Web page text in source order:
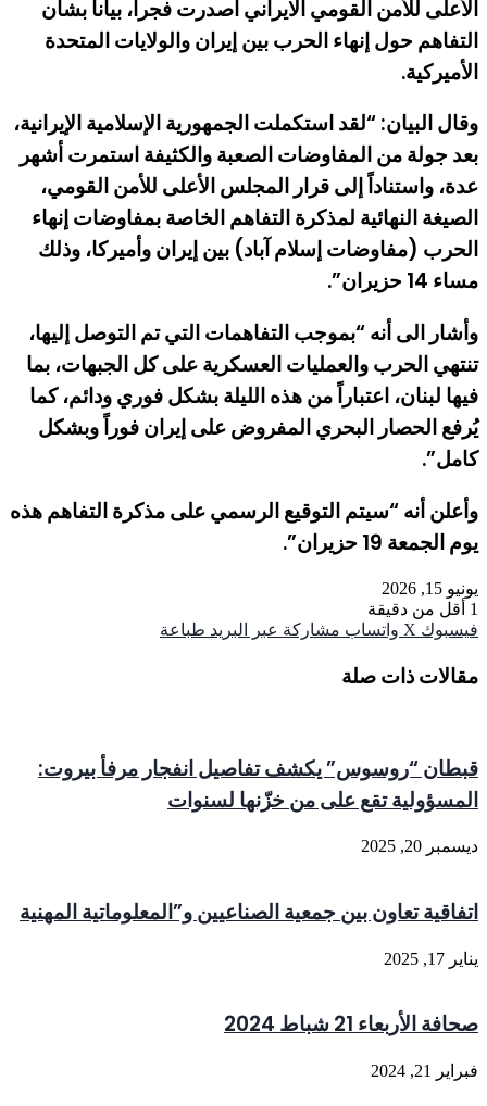
الأعلى للأمن القومي الايراني اصدرت فجرا، بيانا بشأن
التفاهم حول إنهاء الحرب بين إيران والولايات المتحدة
الأميركية.
وقال البيان: “لقد استكملت الجمهورية الإسلامية الإيرانية،
بعد جولة من المفاوضات الصعبة والكثيفة استمرت أشهر
عدة، واستناداً إلى قرار المجلس الأعلى للأمن القومي،
الصيغة النهائية لمذكرة التفاهم الخاصة بمفاوضات إنهاء
الحرب (مفاوضات إسلام آباد) بين إيران وأميركا، وذلك
مساء 14 حزيران”.
وأشار الى أنه “بموجب التفاهمات التي تم التوصل إليها،
تنتهي الحرب والعمليات العسكرية على كل الجبهات، بما
فيها لبنان، اعتباراً من هذه الليلة بشكل فوري ودائم، كما
يُرفع الحصار البحري المفروض على إيران فوراً وبشكل
كامل”.
وأعلن أنه “سيتم التوقيع الرسمي على مذكرة التفاهم هذه
يوم الجمعة 19 حزيران”.
يونيو 15, 2026
1 أقل من دقيقة
فيسبوك ‫X واتساب مشاركة عبر البريد طباعة
مقالات ذات صلة
قبطان “روسوس” يكشف تفاصيل انفجار مرفأ بيروت:
المسؤولية تقع على من خزّنها لسنوات
ديسمبر 20, 2025
اتفاقية تعاون بين جمعية الصناعيين و”المعلوماتية المهنية
يناير 17, 2025
صحافة الأربعاء 21 شباط 2024
فبراير 21, 2024